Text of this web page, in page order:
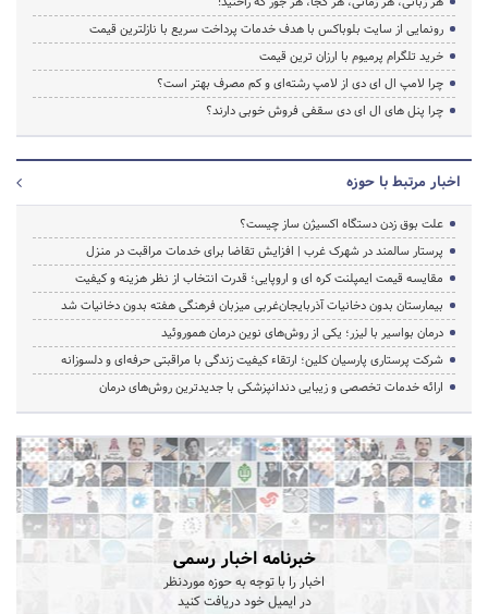
رونمایی از سایت بلوباکس با هدف خدمات پرداخت سریع با نازلترین قیمت
خرید تلگرام پرمیوم با ارزان ترین قیمت
چرا لامپ ال ای دی از لامپ رشته‌ای و کم مصرف بهتر است؟
چرا پنل های ال ای دی سقفی فروش خوبی دارند؟
اخبار مرتبط با حوزه
علت بوق زدن دستگاه اکسیژن ساز چیست؟
پرستار سالمند در شهرک غرب | افزایش تقاضا برای خدمات مراقبت در منزل
مقایسه قیمت ایمپلنت کره ای و اروپایی؛ قدرت انتخاب از نظر هزینه و کیفیت
بیمارستان بدون دخانیات آذربایجان‌غربی میزبان فرهنگی هفته بدون دخانیات شد
درمان بواسیر با لیزر؛ یکی از روش‌های نوین درمان هموروئید
شرکت پرستاری پارسیان کلین؛ ارتقاء کیفیت زندگی با مراقبتی حرفه‌ای و دلسوزانه
ارائه خدمات تخصصی و زیبایی دندانپزشکی با جدیدترین روش‌های درمان
خبرنامه اخبار رسمی
اخبار را با توجه به حوزه موردنظر
در ایمیل خود دریافت کنید